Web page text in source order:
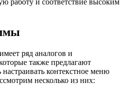
работу и соответствие высоким
ряд аналогов и
также предлагают
контекстное меню
несколько из них: